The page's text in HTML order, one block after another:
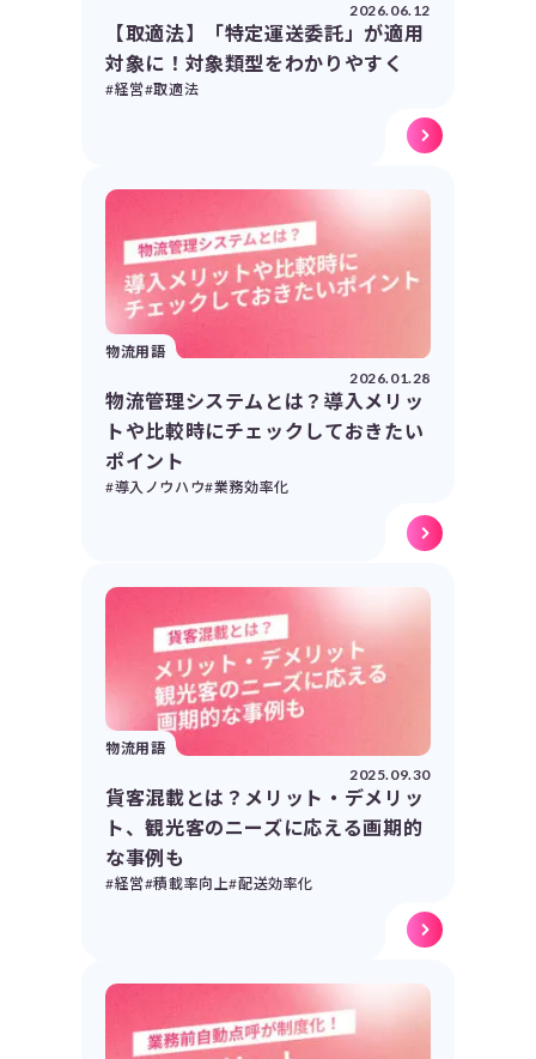
2026.06.12
【取適法】「特定運送委託」が適用
対象に！対象類型をわかりやすく
#経営#取適法
物流用語
2026.01.28
物流管理システムとは？導入メリッ
トや比較時にチェックしておきたい
ポイント
#導入ノウハウ#業務効率化
物流用語
2025.09.30
貨客混載とは？メリット・デメリッ
ト、観光客のニーズに応える画期的
な事例も
#経営#積載率向上#配送効率化